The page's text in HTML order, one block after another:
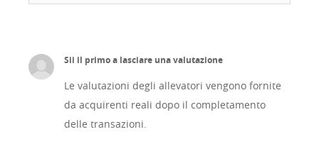
Sii il primo a lasciare una valutazione
Le valutazioni degli allevatori vengono fornite
da acquirenti reali dopo il completamento
delle transazioni.